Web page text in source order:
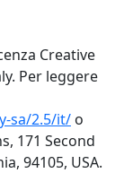
Creative
Per leggere
sa/2.5/it/ o
171 Second
94105, USA.